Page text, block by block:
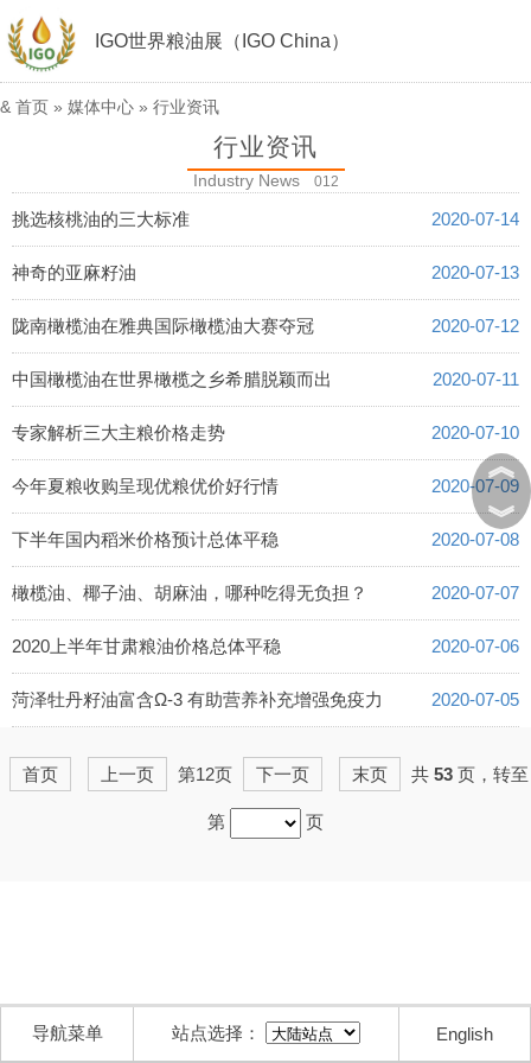
IGO世界粮油展（IGO China）
& 首页 » 媒体中心 » 行业资讯
行业资讯
Industry News 012
挑选核桃油的三大标准 2020-07-14
神奇的亚麻籽油 2020-07-13
陇南橄榄油在雅典国际橄榄油大赛夺冠 2020-07-12
中国橄榄油在世界橄榄之乡希腊脱颖而出 2020-07-11
专家解析三大主粮价格走势 2020-07-10
今年夏粮收购呈现优粮优价好行情 2020-07-09
下半年国内稻米价格预计总体平稳 2020-07-08
橄榄油、椰子油、胡麻油，哪种吃得无负担？ 2020-07-07
2020上半年甘肃粮油价格总体平稳 2020-07-06
菏泽牡丹籽油富含Ω-3 有助营养补充增强免疫力 2020-07-05
首页 上一页 第12页 下一页 末页 共 53页，转至
第 页
︽
︾
导航菜单 站点选择： English